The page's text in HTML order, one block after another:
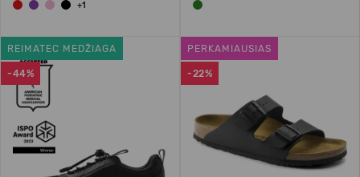
+1
-44%
REIMATEC MEDŽIAGA
-22%
PERKAMIAUSIAS